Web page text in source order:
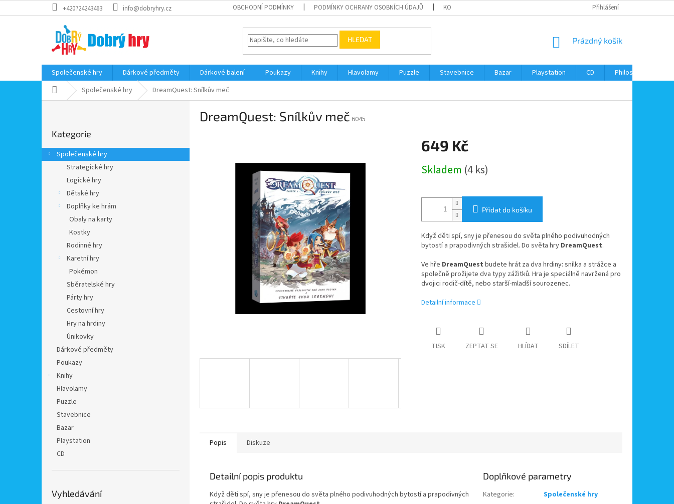
na
+420724243463 info@dobryhry.cz OBCHODNÍ PODMÍNKY PODMÍNKY OCHRANY OSOBNÍCH ÚDAJŮ KONTAKTY Přihlášení
HLEDAT
NÁKUPNÍ
Prázdný košík
Společenské hry Dárkové předměty Dárkové balení Poukazy Knihy Hlavolamy Puzzle Stavebnice Bazar Playstation CD Philos
Domů Společenské hry DreamQuest: Snílkův meč
r
a
kategorie
Kategorie
Společenské hry
Strategické hry
Logické hry
Dětské hry
Doplňky ke hrám
Obaly na karty
Kostky
Rodinné hry
Karetní hry
Pokémon
Sběratelské hry
Párty hry
Cestovní hry
Hry na hrdiny
Únikovky
Dárkové předměty
Poukazy
Knihy
Hlavolamy
Puzzle
Stavebnice
Bazar
Playstation
CD
Vyhledávání
DreamQuest: Snílkův meč 6045
649 Kč
cena:
Skladem (4 ks)
Přidat do košíku
Když děti spí, sny je přenesou do světa plného podivuhodných
bytostí a prapodivných strašidel. Do světa hry DreamQuest.
Ve hře DreamQuest budete hrát za dva hrdiny: snílka a strážce a
společně prožijete dva typy zážitků. Hra je speciálně navržená pro
dvojici rodič-dítě, nebo starší-mladší sourozenec.
Detailní informace
TISK ZEPTAT SE HLÍDAT SDÍLET
Popis Diskuze
Detailní popis produktu
Když děti spí, sny je přenesou do světa plného podivuhodných bytostí a prapodivných
Doplňkové parametry
Kategorie:
Společenské hry